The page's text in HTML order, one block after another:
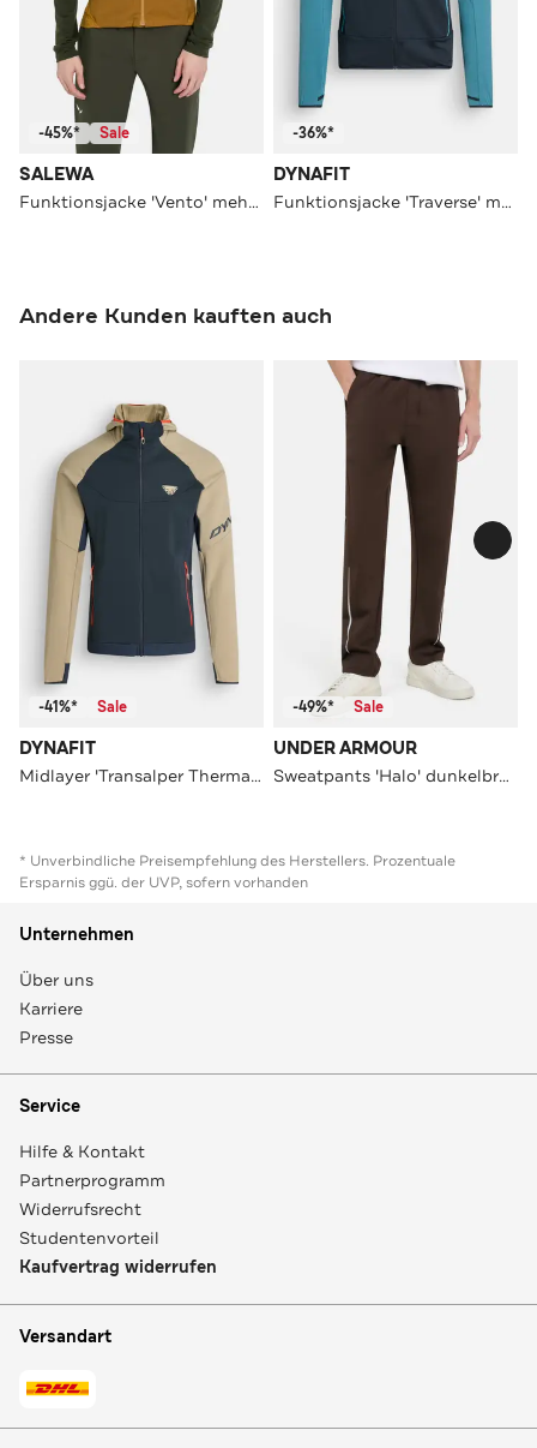
-45%* Sale
SALEWA
Funktionsjacke 'Vento' mehrfarbig
-36%*
DYNAFIT
Funktionsjacke 'Traverse' mehrfarbig
Andere Kunden kauften auch
-41%* Sale
DYNAFIT
Midlayer 'Transalper Thermal' zweifarbig
-49%* Sale
UNDER ARMOUR
Sweatpants 'Halo' dunkelbraun
* Unverbindliche Preisempfehlung des Herstellers. Prozentuale
Ersparnis ggü. der UVP, sofern vorhanden
Unternehmen
Über uns
Karriere
Presse
Service
Hilfe & Kontakt
Partnerprogramm
Widerrufsrecht
Studentenvorteil
Kaufvertrag widerrufen
Versandart